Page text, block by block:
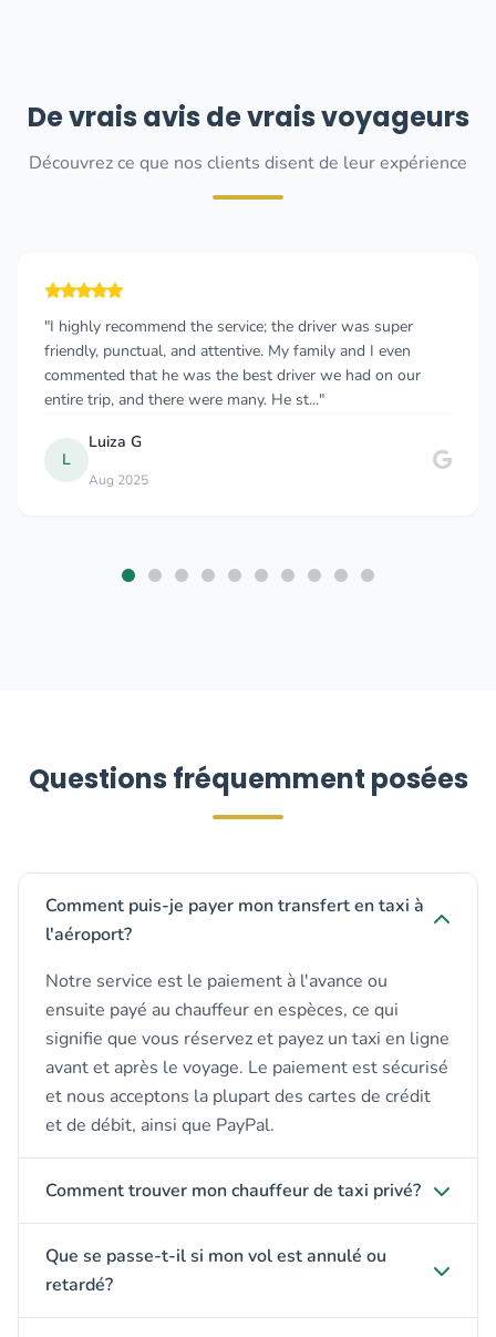
De vrais avis de vrais voyageurs
Découvrez ce que nos clients disent de leur expérience
was super
and I even
had on our
"great car service in Montenegro and
called this company 2 hours before I left
the morning, i had confirmation in 20
was standing at the door w..."
Questions fréquemment posées
Comment puis-je payer mon transfert en taxi à
l'aéroport?
Notre service est le paiement à l'avance ou
ensuite payé au chauffeur en espèces, ce qui
signifie que vous réservez et payez un taxi en ligne
avant et après le voyage. Le paiement est sécurisé
et nous acceptons la plupart des cartes de crédit
et de débit, ainsi que PayPal.
Comment trouver mon chauffeur de taxi privé?
Que se passe-t-il si mon vol est annulé ou
retardé?